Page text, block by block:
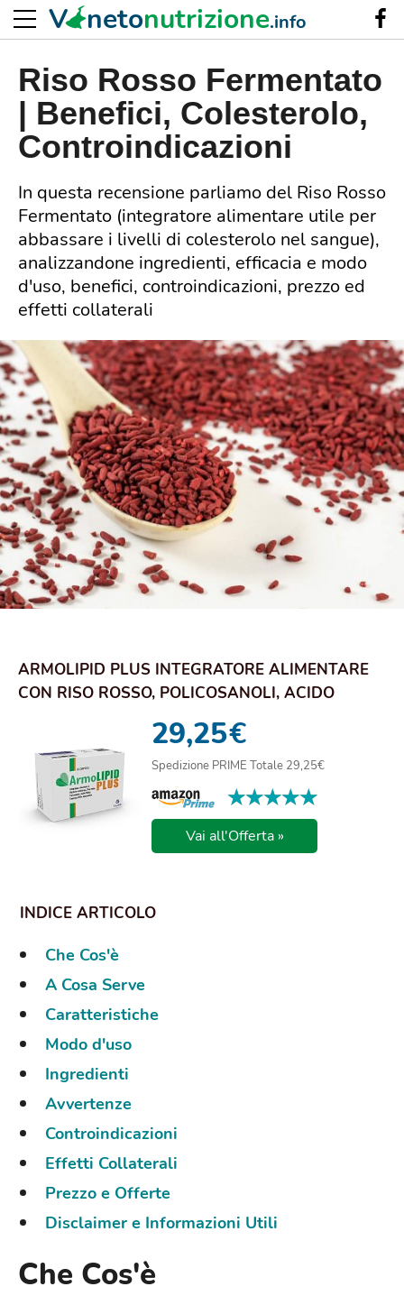
Riso Rosso Fermentato
| Benefici, Colesterolo,
Controindicazioni
In questa recensione parliamo del Riso Rosso
Fermentato (integratore alimentare utile per
abbassare i livelli di colesterolo nel sangue),
analizzandone ingredienti, efficacia e modo
d'uso, benefici, controindicazioni, prezzo ed
effetti collaterali
ARMOLIPID PLUS INTEGRATORE ALIMENTARE
CON RISO ROSSO, POLICOSANOLI, ACIDO
29,25€
Spedizione PRIME Totale 29,25€
★★★★★
★★★★★
Vai all'Offerta »
Che Cos'è
A Cosa Serve
Caratteristiche
Modo d'uso
Ingredienti
Avvertenze
Controindicazioni
Effetti Collaterali
Prezzo e Offerte
Disclaimer e Informazioni Utili
Che Cos'è
V netonutrizione.info